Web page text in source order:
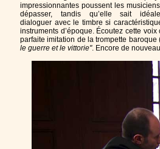
impressionnantes poussent les
dépasser, tandis qu’elle sait
dialoguer avec le timbre si
instruments d’époque. Écoutez cette
parfaite imitation de la trompette
le guerre et le vittorie". Encore de